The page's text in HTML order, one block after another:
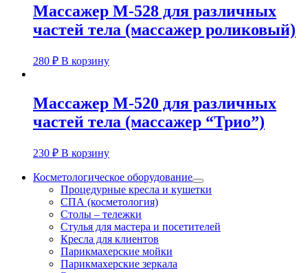
Массажер М-528 для различных
частей тела (массажер роликовый)
280 ₽ В корзину
Массажер М-520 для различных
частей тела (массажер “Трио”)
230 ₽ В корзину
Косметологическое оборудование
Процедурные кресла и кушетки
СПА (косметология)
Столы – тележки
Стулья для мастера и посетителей
Кресла для клиентов
Парикмахерские мойки
Парикмахерские зеркала